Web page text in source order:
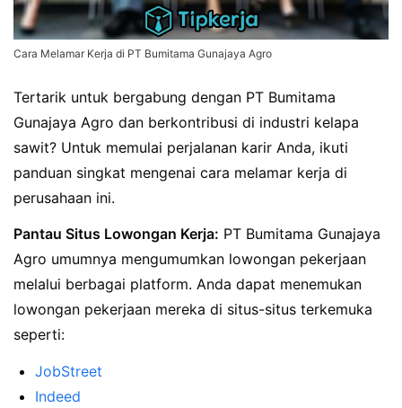
Cara Melamar Kerja di PT Bumitama Gunajaya Agro
Tertarik untuk bergabung dengan PT Bumitama
Gunajaya Agro dan berkontribusi di industri kelapa
sawit? Untuk memulai perjalanan karir Anda, ikuti
panduan singkat mengenai cara melamar kerja di
perusahaan ini.
Pantau Situs Lowongan Kerja: PT Bumitama Gunajaya
Agro umumnya mengumumkan lowongan pekerjaan
melalui berbagai platform. Anda dapat menemukan
lowongan pekerjaan mereka di situs-situs terkemuka
seperti:
JobStreet
Indeed